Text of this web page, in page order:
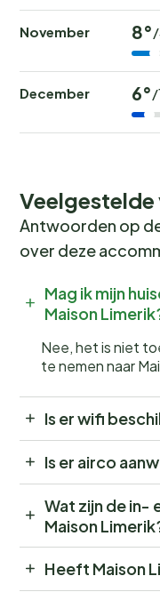
November 8°
December 6°/
Veelgestelde
Antwoorden op
over deze
Mag ik mijn
Maison
Nee, het is niet
te nemen naar
Is er wifi
Is er airco
Wat zijn de in-
Maison
Heeft Maison